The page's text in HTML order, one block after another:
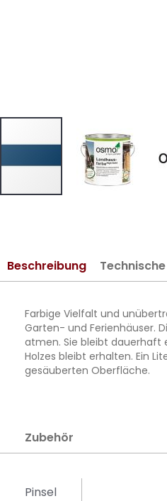
Bildergalerie
springen
Beschreibung
Farbige Vielfalt und
Garten- und Ferienhäuser.
atmen. Sie bleibt dauerhaft
Holzes bleibt erhalten. Ein
gesäuberten Oberfläche.
Zubehör
Pinsel